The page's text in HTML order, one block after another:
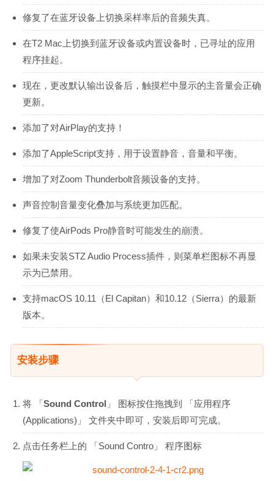
修复了在蓝牙设备上切换采样率后的音频失真。
在T2 Mac上切换到蓝牙设备或内置设备时，已寻址的应用
程序挂起。
现在，更改默认输出设备后，触摸栏中显示的主音量会正确
更新。
添加了对AirPlay的支持！
添加了AppleScript支持，用于设置静音，音量和平衡。
增加了对Zoom Thunderbolt音频设备的支持。
声音控制音量变化叠加与系统更加匹配。
修复了使AirPods Pro静音时可能发生的崩溃。
如果未安装STZ Audio Process插件，则菜单栏图标不再显
示为已禁用。
支持macOS 10.11（El Capitan）和10.12（Sierra）的最新
版本。
安装步骤
将 「Sound Control 」 图标按住拖拽到 「应用程序
(Applications)」 文件夹中即可，安装后即可完成。
点击任务栏上的 「Sound Contro」 程序图标